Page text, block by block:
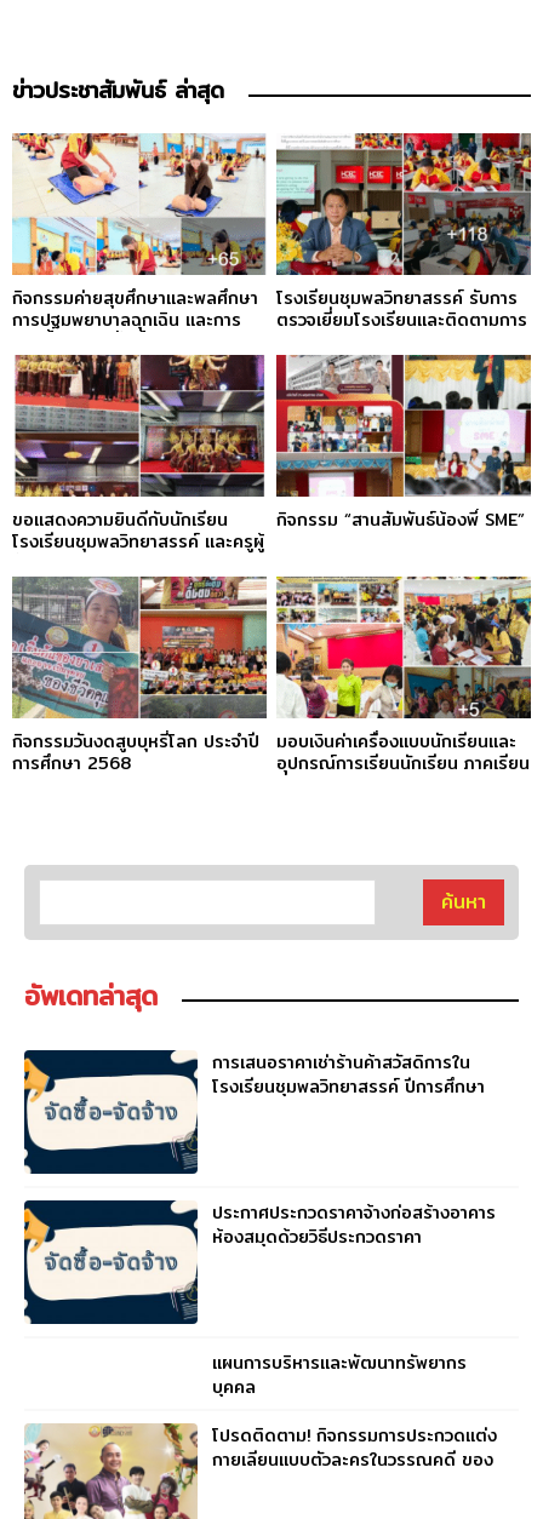
ข่าวประชาสัมพันธ์ ล่าสุด
กิจกรรมค่ายสุขศึกษาและพลศึกษา
การปฐมพยาบาลฉุกเฉิน และการ
LIFE SUPPORT)
โรงเรียนชุมพลวิทยาสรรค์ รับการ
ตรวจเยี่ยมโรงเรียนและติดตามการ
บุคคลเพื่อความเป็นเลิศ (HCEC)
ขอแสดงความยินดีกับนักเรียน
โรงเรียนชุมพลวิทยาสรรค์ และครูผู้
ชุมพลวิทยาสรรค์
กิจกรรม “สานสัมพันธ์น้องพี่ SME”
กิจกรรมวันงดสูบบุหรี่โลก ประจำปี
การศึกษา 2568
มอบเงินค่าเครื่องแบบนักเรียนและ
อุปกรณ์การเรียนนักเรียน ภาคเรียน
อัพเดทล่าสุด
การเสนอราคาเช่าร้านค้าสวัสดิการใน
โรงเรียนชุมพลวิทยาสรรค์ ปีการศึกษา
ประกาศประกวดราคาจ้างก่อสร้างอาคาร
ห้องสมุดด้วยวิธีประกวดราคา
แผนการบริหารและพัฒนาทรัพยากร
บุคคล
โปรดติดตาม! กิจกรรมการประกวดแต่ง
กายเลียนแบบตัวละครในวรรณคดี ของ